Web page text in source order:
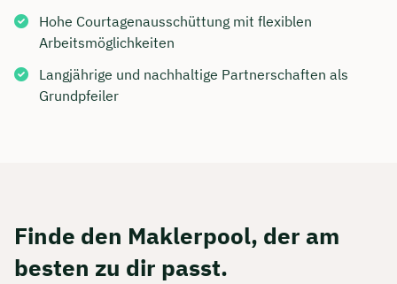
Hohe Courtagenausschüttung mit flexiblen
Arbeitsmöglichkeiten
Langjährige und nachhaltige Partnerschaften als
Grundpfeiler
Finde den Maklerpool, der am
besten zu dir passt.